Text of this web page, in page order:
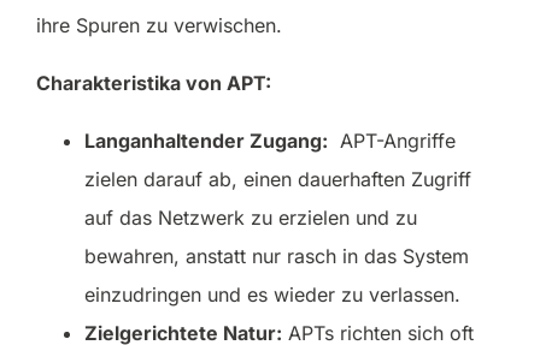
ihre Spuren zu verwischen.
Charakteristika von APT:
Langanhaltender Zugang: APT-Angriffe
zielen darauf ab, einen dauerhaften Zugriff
auf das Netzwerk zu erzielen und zu
bewahren, anstatt nur rasch in das System
einzudringen und es wieder zu verlassen.
Zielgerichtete Natur: APTs richten sich oft